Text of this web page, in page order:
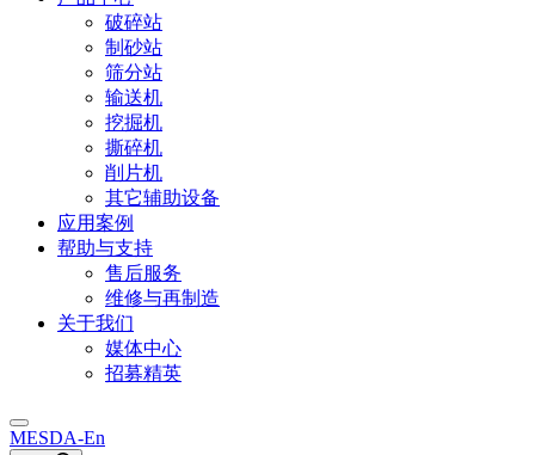
破碎站
制砂站
筛分站
输送机
挖掘机
撕碎机
削片机
其它辅助设备
应用案例
帮助与支持
售后服务
维修与再制造
关于我们
媒体中心
招募精英
MESDA-En